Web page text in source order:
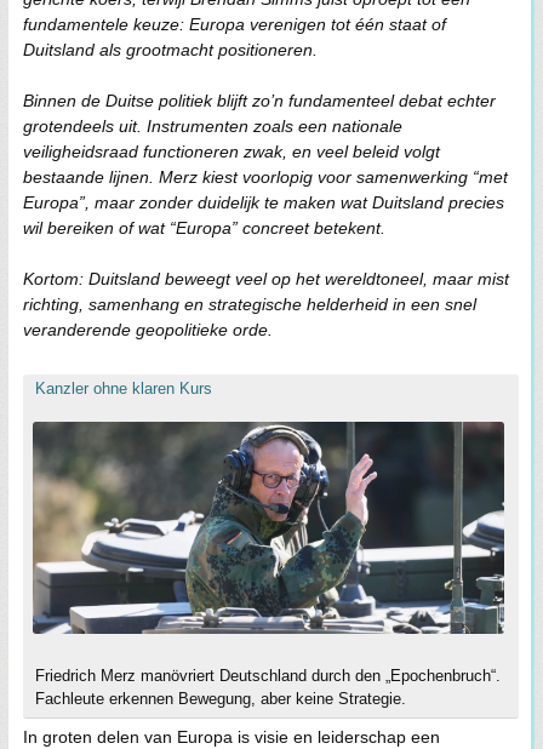
fundamentele keuze: Europa verenigen tot één staat of
Duitsland als grootmacht positioneren.
Binnen de Duitse politiek blijft zo’n fundamenteel debat echter
grotendeels uit. Instrumenten zoals een nationale
veiligheidsraad functioneren zwak, en veel beleid volgt
bestaande lijnen. Merz kiest voorlopig voor samenwerking “met
Europa”, maar zonder duidelijk te maken wat Duitsland precies
wil bereiken of wat “Europa” concreet betekent.
Kortom: Duitsland beweegt veel op het wereldtoneel, maar mist
richting, samenhang en strategische helderheid in een snel
veranderende geopolitieke orde.
Kanzler ohne klaren Kurs
Friedrich Merz manövriert Deutschland durch den „Epochenbruch“.
Fachleute erkennen Bewegung, aber keine Strategie.
In groten delen van Europa is visie en leiderschap een